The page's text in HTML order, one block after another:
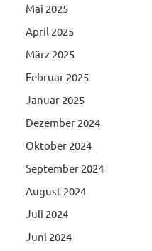
Mai 2025
April 2025
März 2025
Februar 2025
Januar 2025
Dezember 2024
Oktober 2024
September 2024
August 2024
Juli 2024
Juni 2024